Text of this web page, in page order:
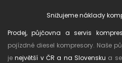
Snižujeme náklady
Prodej, půjčovna a servis
pojízdné diesel kompresory. Naše
jenejvětší v ČR a na Slovensku a